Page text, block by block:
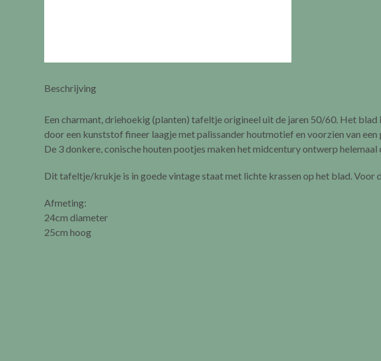
Beschrijving
Een charmant, driehoekig (planten) tafeltje origineel uit de jaren 50/60. Het
door een kunststof fineer laagje met palissander houtmotief en voorzien van
De 3 donkere, conische houten pootjes maken het midcentury ontwerp helemaal
Dit tafeltje/krukje is in goede vintage staat met lichte krassen op het blad. Voor
Afmeting:
24cm diameter
25cm hoog